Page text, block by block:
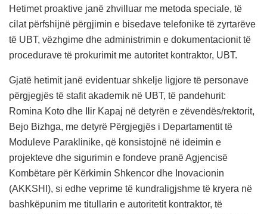
Hetimet proaktive janë zhvilluar me metoda speciale, të
cilat përfshijnë përgjimin e bisedave telefonike të zyrtarëve
të UBT, vëzhgime dhe administrimin e dokumentacionit të
procedurave të prokurimit me autoritet kontraktor, UBT.
Gjatë hetimit janë evidentuar shkelje ligjore të personave
përgjegjës të stafit akademik në UBT, të pandehurit:
Romina Koto dhe Ilir Kapaj në detyrën e zëvendës/rektorit,
Bejo Bizhga, me detyrë Përgjegjës i Departamentit të
Moduleve Paraklinike, që konsistojnë në ideimin e
projekteve dhe sigurimin e fondeve pranë Agjencisë
Kombëtare për Kërkimin Shkencor dhe Inovacionin
(AKKSHI), si edhe veprime të kundraligjshme të kryera në
bashkëpunim me titullarin e autoritetit kontraktor, të